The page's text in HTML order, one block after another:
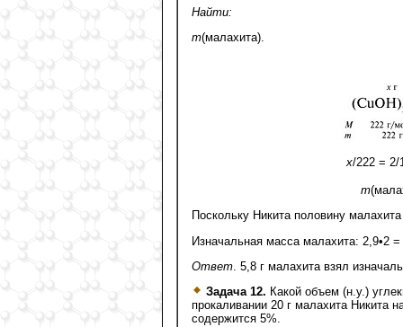
Найти:
m(малахита).
х/222 =
m
Поскольку Никита половину
Изначальная масса малахита: 2,9•2 =
Ответ . 5,8 г малахита взял
Задача 12. Какой объем (н.у.)
прокаливании 20 г малахита Никита
содержится 5%.